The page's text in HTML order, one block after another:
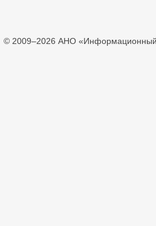
© 2009–2026 АНО «Информационный